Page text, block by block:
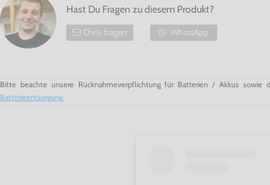
Hast Du Fragen zu diesem Produkt?
Chris fragen WhatsApp
Bitte beachte unsere Rücknahmeverpflichtung für Batterien / Akkus sowie
Batterieentsorgung